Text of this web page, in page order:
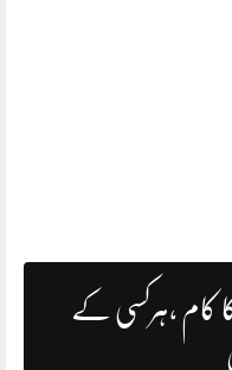
کام ،ہرکسی کے